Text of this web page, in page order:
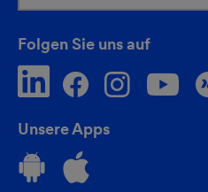
Folgen Sie uns auf
Unsere Apps